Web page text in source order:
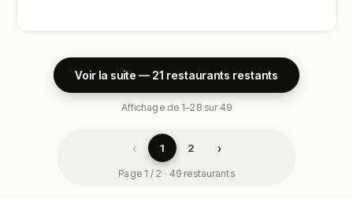
Voir la suite — 21 restaurants restants
Affichage de 1–28 sur 49
‹ 1 2 ›
Page 1 / 2 · 49 restaurants